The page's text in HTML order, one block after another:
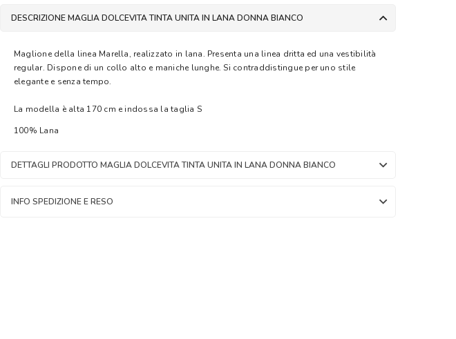
DESCRIZIONE MAGLIA DOLCEVITA TINTA UNITA IN LANA DONNA BIANCO
Maglione della linea Marella, realizzato in lana. Presenta una linea dritta ed una vestibilità
regular. Dispone di un collo alto e maniche lunghe. Si contraddistingue per uno stile
elegante e senza tempo.
La modella è alta 170 cm e indossa la taglia S
100% Lana
DETTAGLI PRODOTTO MAGLIA DOLCEVITA TINTA UNITA IN LANA DONNA BIANCO
INFO SPEDIZIONE E RESO